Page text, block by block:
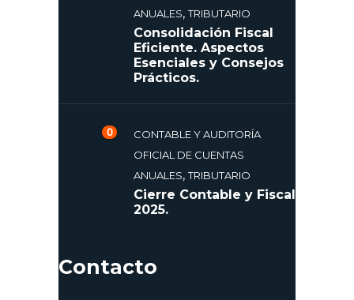
ANUALES,TRIBUTARIO
Consolidación Fiscal
Eficiente. Aspectos
Esenciales y Consejos
Prácticos.
0
CONTABLE Y AUDITORÍA
OFICIAL DE CUENTAS
ANUALES,TRIBUTARIO
Cierre Contable y Fiscal
2025.
Contacto